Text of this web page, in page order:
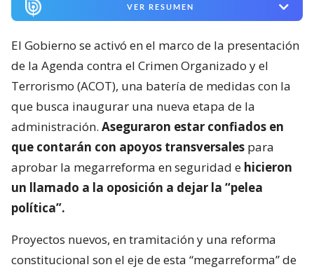
VER RESUMEN
El Gobierno se activó en el marco de la presentación
de la Agenda contra el Crimen Organizado y el
Terrorismo (ACOT), una batería de medidas con la
que busca inaugurar una nueva etapa de la
administración. Aseguraron estar confiados en
que contarán con apoyos transversales para
aprobar la megarreforma en seguridad e hicieron
un llamado a la oposición a dejar la “pelea
política”.
Proyectos nuevos, en tramitación y una reforma
constitucional son el eje de esta “megarreforma” de